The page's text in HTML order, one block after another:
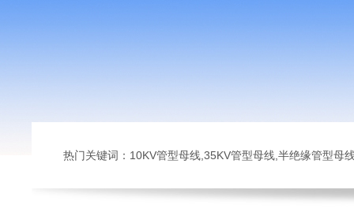
热门关键词：10KV管型母线,35KV管型母线,半绝缘管型母